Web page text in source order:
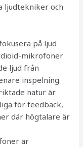
ljudtekniker och
på ljud
mikrofoner
ljud från
inspelning.
natur är
för feedback,
där högtalare är
är